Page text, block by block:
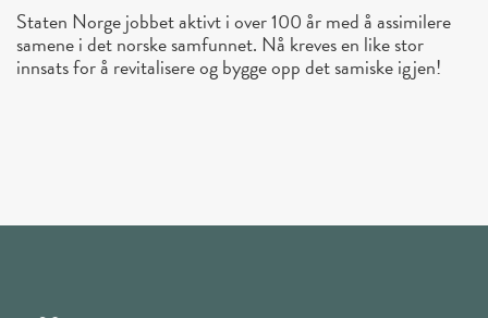
Staten Norge jobbet aktivt i over 100 år med å assimilere
samene i det norske samfunnet. Nå kreves en like stor
innsats for å revitalisere og bygge opp det samiske igjen!